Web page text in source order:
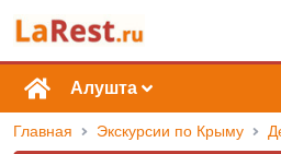
Алушта
Главная Экскурсии по Крыму